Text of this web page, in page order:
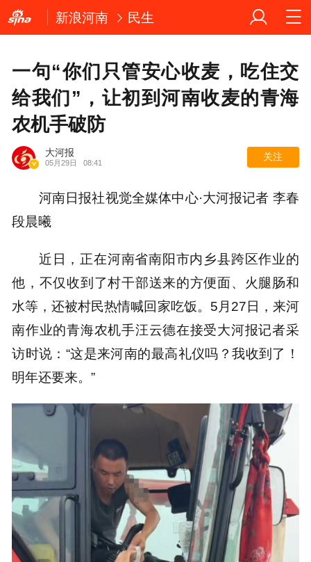
新浪河南 民生
一句“你们只管安心收麦，吃住交
给我们”，让初到河南收麦的青海
农机手破防
大河报
05月29日 08:41
关注
河南日报社视觉全媒体中心·大河报记者 李春
段晨曦
近日，正在河南省南阳市内乡县跨区作业的
他，不仅收到了村干部送来的方便面、火腿肠和
水等，还被村民热情喊回家吃饭。5月27日，来河
南作业的青海农机手汪云德在接受大河报记者采
访时说：“这是来河南的最高礼仪吗？我收到了！
明年还要来。”